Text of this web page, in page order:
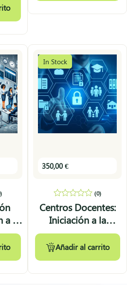
a la
In Stock
350,00 €
0
out
of
5
(0)
Centros Docentes:
Iniciación a la
Protección de Datos
Añadir al carrito